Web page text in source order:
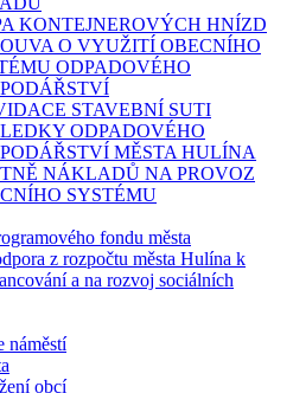
KONTEJNEROVÝCH HNÍZD
O VYUŽITÍ OBECNÍHO
ODPADOVÉHO
STAVEBNÍ SUTI
ODPADOVÉHO
MĚSTA HULÍNA
NÁKLADŮ NA PROVOZ
SYSTÉMU
fondu města
z rozpočtu města Hulína k
a na rozvoj sociálních
náměstí
obcí